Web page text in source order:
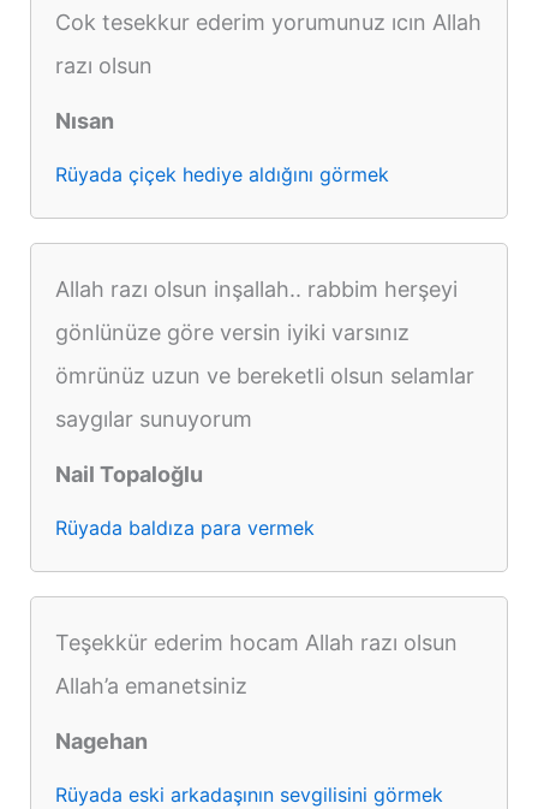
Cok tesekkur ederim yorumunuz ıcın Allah
razı olsun
Nısan
Rüyada çiçek hediye aldığını görmek
Allah razı olsun inşallah.. rabbim herşeyi
gönlünüze göre versin iyiki varsınız
ömrünüz uzun ve bereketli olsun selamlar
saygılar sunuyorum
Nail Topaloğlu
Rüyada baldıza para vermek
Teşekkür ederim hocam Allah razı olsun
Allah’a emanetsiniz
Nagehan
Rüyada eski arkadaşının sevgilisini görmek